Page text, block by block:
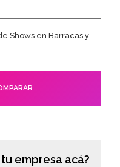
Shows en Barracas y
empresa acá?